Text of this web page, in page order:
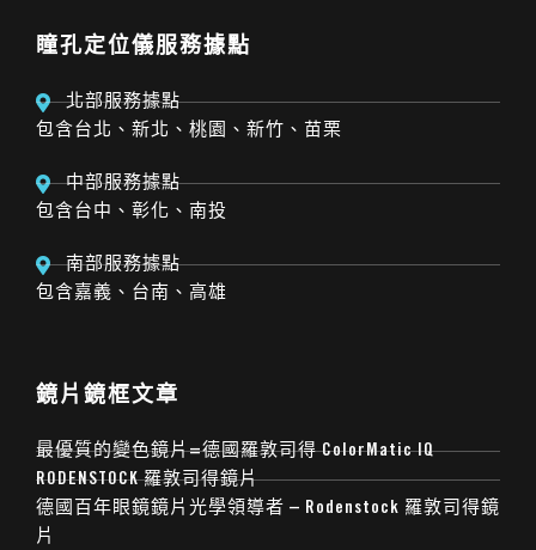
瞳孔定位儀服務據點
北部服務據點
包含台北、新北、桃園、新竹、苗栗
中部服務據點
包含台中、彰化、南投
南部服務據點
包含嘉義、台南、高雄
鏡片鏡框文章
最優質的變色鏡片=德國羅敦司得 ColorMatic IQ
RODENSTOCK 羅敦司得鏡片
德國百年眼鏡鏡片光學領導者 – Rodenstock 羅敦司得鏡
片